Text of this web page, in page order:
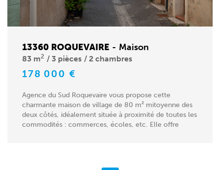
13360 ROQUEVAIRE - Maison
83 m2 3 pièces 2 chambres
178 000 €
Agence du Sud Roquevaire vous propose cette
charmante maison de village de 80 m² mitoyenne des
deux côtés, idéalement située à proximité de toutes les
commodités : commerces, écoles, etc. Elle offre